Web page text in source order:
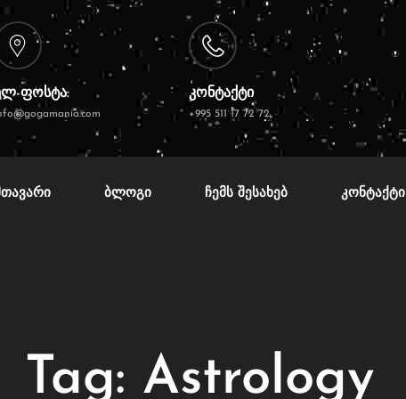
ფოსტა: კონტაქტი
+995 511 17 72 72
ᲑᲚᲝᲒᲘ ᲩᲔᲛᲡ ᲨᲔᲡᲐᲮᲔᲑ ᲙᲝᲜᲢᲐᲥᲢᲘ
Tag: Astrology